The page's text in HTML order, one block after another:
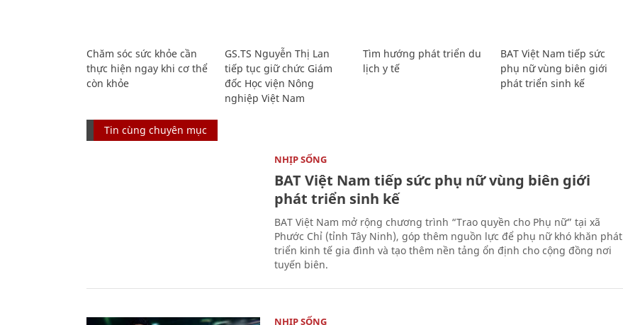
Chăm sóc sức khỏe cần
thực hiện ngay khi cơ thể
còn khỏe
GS.TS Nguyễn Thị Lan
tiếp tục giữ chức Giám
đốc Học viện Nông
nghiệp Việt Nam
Tìm hướng phát triển du
lịch y tế
BAT Việt Nam tiếp sức
phụ nữ vùng biên giới
phát triển sinh kế
Tin cùng chuyên mục
NHỊP SỐNG
BAT Việt Nam tiếp sức phụ nữ vùng biên giới
phát triển sinh kế
BAT Việt Nam mở rộng chương trình “Trao quyền cho Phụ nữ” tại xã
Phước Chỉ (tỉnh Tây Ninh), góp thêm nguồn lực để phụ nữ khó khăn phát
triển kinh tế gia đình và tạo thêm nền tảng ổn định cho cộng đồng nơi
tuyến biên.
NHỊP SỐNG